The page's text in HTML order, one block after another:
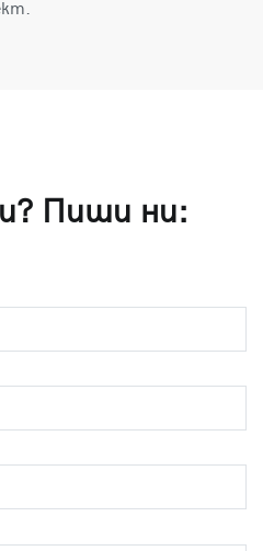
Пиши ни: